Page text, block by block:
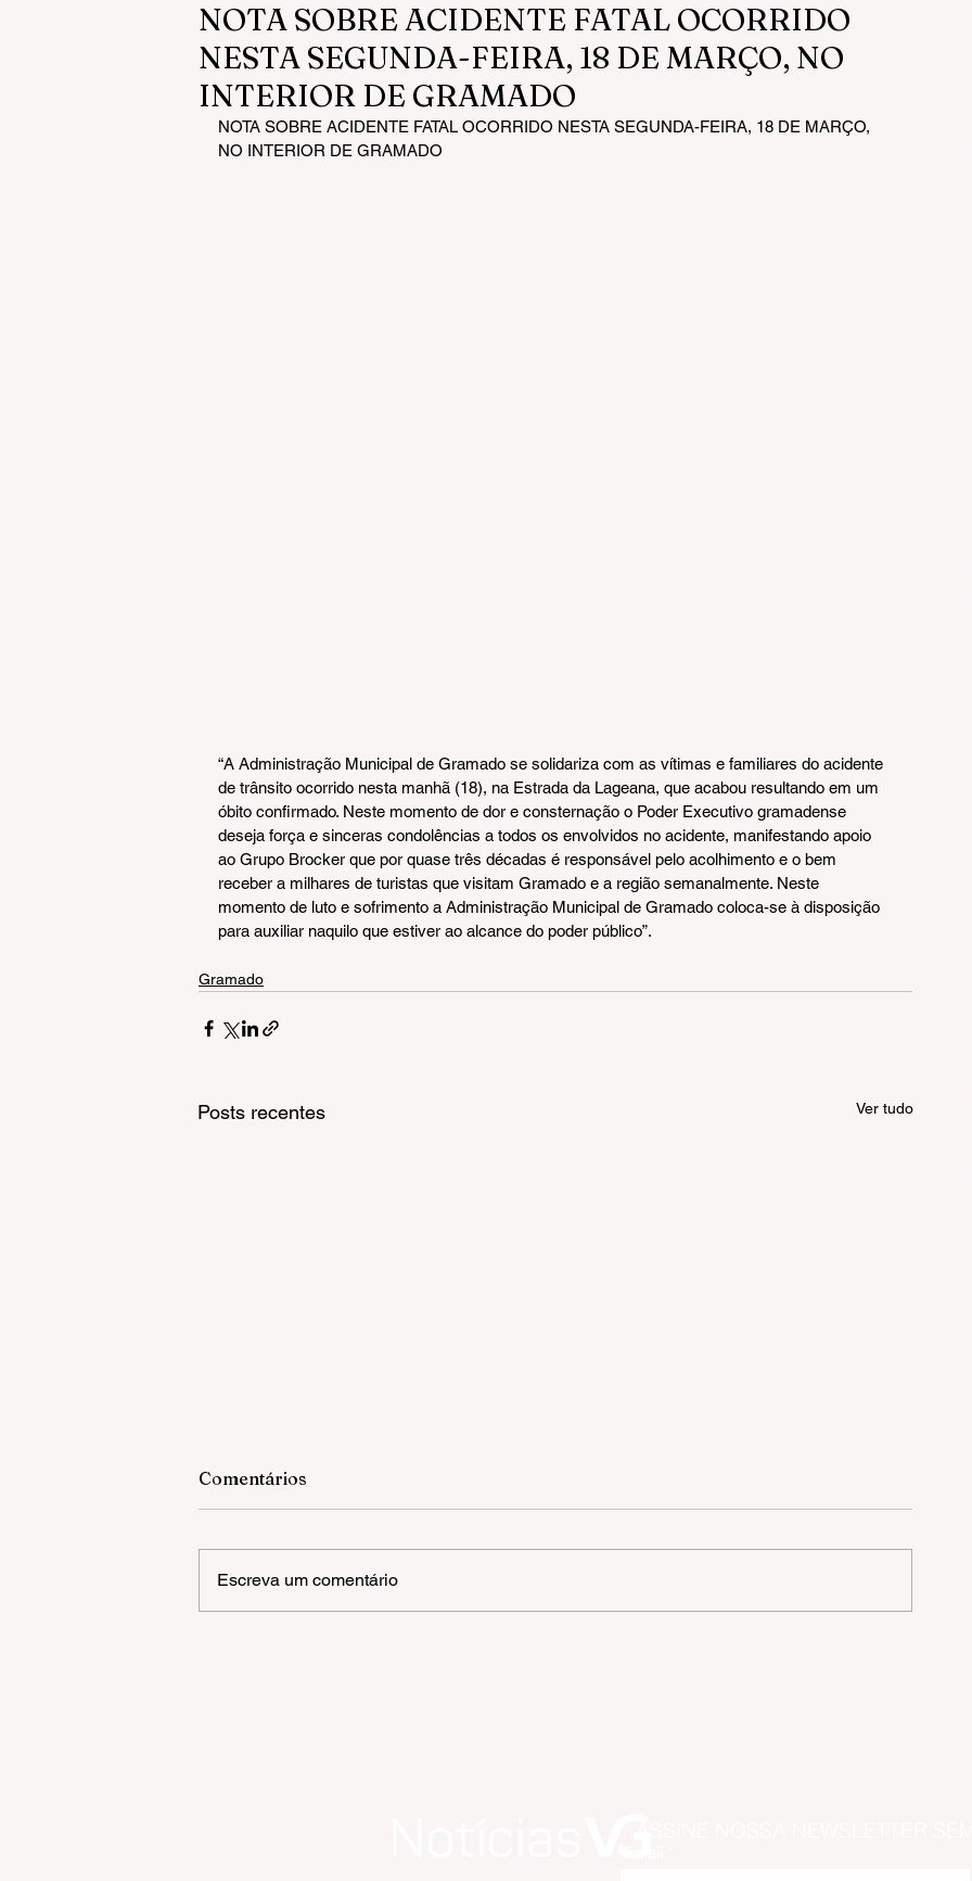
NOTA SOBRE ACIDENTE FATAL OCORRIDO
NESTA SEGUNDA-FEIRA, 18 DE MARÇO, NO
INTERIOR DE GRAMADO
NOTA SOBRE ACIDENTE FATAL OCORRIDO NESTA SEGUNDA-FEIRA, 18 DE MARÇO,
NO INTERIOR DE GRAMADO
“A Administração Municipal de Gramado se solidariza com as vítimas e familiares do acidente
de trânsito ocorrido nesta manhã (18), na Estrada da Lageana, que acabou resultando em um
óbito confirmado. Neste momento de dor e consternação o Poder Executivo gramadense
deseja força e sinceras condolências a todos os envolvidos no acidente, manifestando apoio
ao Grupo Brocker que por quase três décadas é responsável pelo acolhimento e o bem
receber a milhares de turistas que visitam Gramado e a região semanalmente. Neste
momento de luto e sofrimento a Administração Municipal de Gramado coloca-se à disposição
para auxiliar naquilo que estiver ao alcance do poder público”.
Gramado
Posts recentes Ver tudo
Comentários
Escreva um comentário